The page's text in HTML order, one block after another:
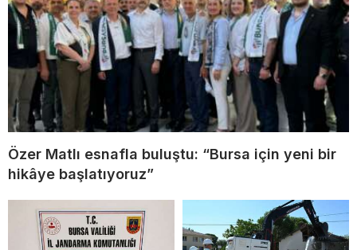
Özer Matlı esnafla buluştu: “Bursa için yeni bir
hikâye başlatıyoruz”